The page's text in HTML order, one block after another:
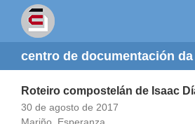
centro de documentación da
Roteiro compostelán de Isaac
30 de agosto de 2017